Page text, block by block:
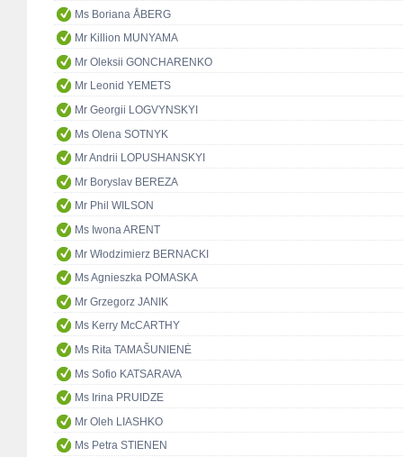
Ms Boriana ÅBERG
Mr Killion MUNYAMA
Mr Oleksii GONCHARENKO
Mr Leonid YEMETS
Mr Georgii LOGVYNSKYI
Ms Olena SOTNYK
Mr Andrii LOPUSHANSKYI
Mr Boryslav BEREZA
Mr Phil WILSON
Ms Iwona ARENT
Mr Włodzimierz BERNACKI
Ms Agnieszka POMASKA
Mr Grzegorz JANIK
Ms Kerry McCARTHY
Ms Rita TAMAŠUNIENĖ
Ms Sofio KATSARAVA
Ms Irina PRUIDZE
Mr Oleh LIASHKO
Ms Petra STIENEN